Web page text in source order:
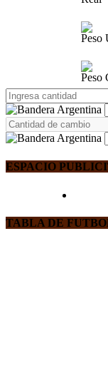
Peso
Peso
ESPACIO
TABLA DE